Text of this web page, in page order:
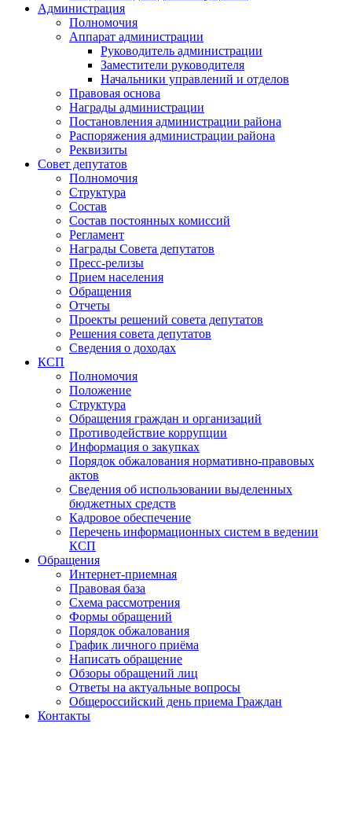
Администрация
Полномочия
Аппарат администрации
Руководитель администрации
Заместители руководителя
Начальники управлений и отделов
Правовая основа
Награды администрации
Постановления администрации района
Распоряжения администрации района
Реквизиты
Совет депутатов
Полномочия
Структура
Состав
Состав постоянных комиссий
Регламент
Награды Совета депутатов
Пресс-релизы
Прием населения
Обращения
Отчеты
Проекты решений совета депутатов
Решения совета депутатов
Сведения о доходах
КСП
Полномочия
Положение
Структура
Обращения граждан и организаций
Противодействие коррупции
Информация о закупках
Порядок обжалования нормативно-правовых
актов
Сведения об использовании выделенных
бюджетных средств
Кадровое обеспечение
Перечень информационных систем в ведении
КСП
Обращения
Интернет-приемная
Правовая база
Схема рассмотрения
Формы обращений
Порядок обжалования
График личного приёма
Написать обращение
Обзоры обращений лиц
Ответы на актуальные вопросы
Общероссийский день приема Граждан
Контакты